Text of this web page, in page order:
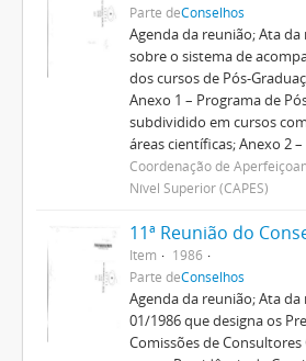
Parte deConselhos
Agenda da reunião; Ata da
sobre o sistema de
dos cursos de Pós-
Anexo 1 – Programa de
subdividido em cursos
áreas científicas; Anexo 2 –
Coordenação de
Nível Superior (CAPES)
Item
1986
Parte deConselhos
Agenda da reunião; Ata da
01/1986 que designa os
Comissões de